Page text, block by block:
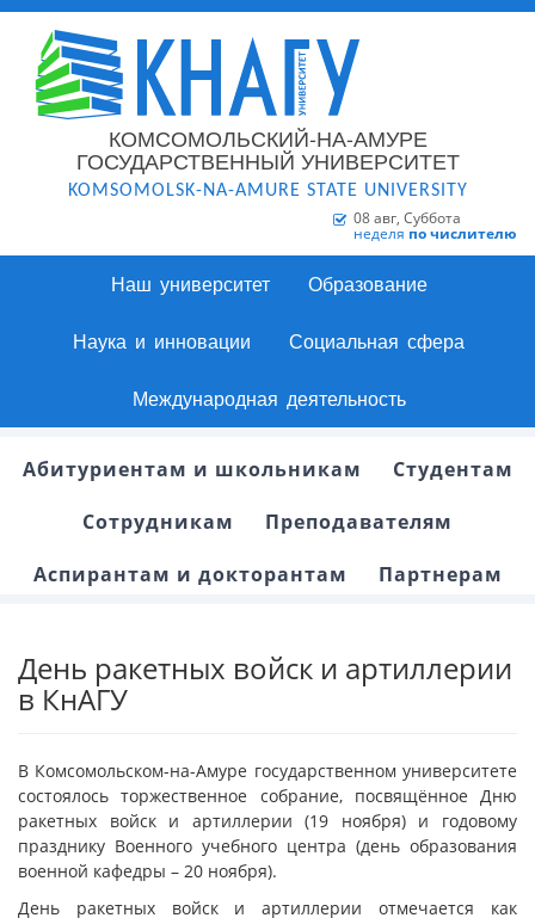
КОМСОМОЛЬСКИЙ-НА-АМУРЕ
ГОСУДАРСТВЕННЫЙ УНИВЕРСИТЕТ
KOMSOMOLSK-NA-AMURE STATE UNIVERSITY
08 авг, Суббота
неделя по числителю
Наш университет Образование
Наука и инновации Социальная сфера
Международная деятельность
Абитуриентам и школьникам
Студентам
Сотрудникам
Преподавателям
Аспирантам и докторантам
Партнерам
День ракетных войск и артиллерии
в КнАГУ
В Комсомольском-на-Амуре государственном университете
состоялось торжественное собрание, посвящённое Дню
ракетных войск и артиллерии (19 ноября) и годовому
празднику Военного учебного центра (день образования
военной кафедры – 20 ноября).
День ракетных войск и артиллерии отмечается как